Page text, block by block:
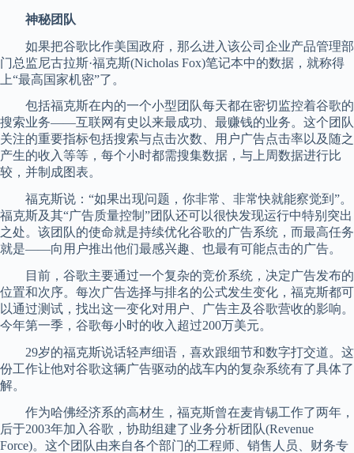
神秘团队
如果把谷歌比作美国政府，那么进入该公司企业产品管理部
门总监尼古拉斯·福克斯(Nicholas Fox)笔记本中的数据，就称得
上“最高国家机密”了。
包括福克斯在内的一个小型团队每天都在密切监控着谷歌的
搜索业务——互联网有史以来最成功、最赚钱的业务。这个团队
关注的重要指标包括搜索与点击次数、用户广告点击率以及随之
产生的收入等等，每个小时都需搜集数据，与上周数据进行比
较，并制成图表。
福克斯说：“如果出现问题，你非常、非常快就能察觉到”。
福克斯及其“广告质量控制”团队还可以很快发现运行中特别突出
之处。该团队的使命就是持续优化谷歌的广告系统，而最高任务
就是——向用户推出他们最感兴趣、也最有可能点击的广告。
目前，谷歌主要通过一个复杂的竞价系统，决定广告发布的
位置和次序。每次广告选择与排名的公式发生变化，福克斯都可
以通过测试，找出这一变化对用户、广告主及谷歌营收的影响。
今年第一季，谷歌每小时的收入超过200万美元。
29岁的福克斯说话轻声细语，喜欢跟细节和数字打交道。这
份工作让他对谷歌这辆广告驱动的战车内的复杂系统有了具体了
解。
作为哈佛经济系的高材生，福克斯曾在麦肯锡工作了两年，
后于2003年加入谷歌，协助组建了业务分析团队(Revenue
Force)。这个团队由来自各个部门的工程师、销售人员、财务专